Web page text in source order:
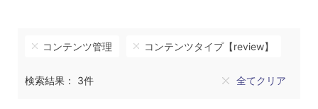
コンテンツ管理 コンテンツタイプ【review】
検索結果： 3件 全てクリア